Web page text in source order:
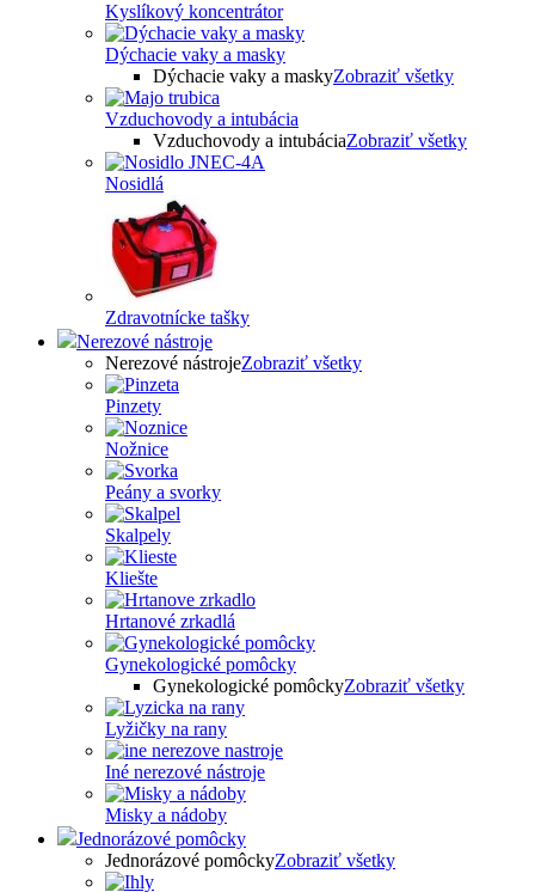
Kyslíkový koncentrátor
Dýchacie vaky a masky
Dýchacie vaky a maskyZobraziť všetky
Vzduchovody a intubácia
Vzduchovody a intubáciaZobraziť všetky
Nosidlá
Zdravotnícke tašky
Nerezové nástroje
Nerezové nástrojeZobraziť všetky
Pinzety
Nožnice
Peány a svorky
Skalpely
Kliešte
Hrtanové zrkadlá
Gynekologické pomôcky
Gynekologické pomôckyZobraziť všetky
Lyžičky na rany
Iné nerezové nástroje
Misky a nádoby
Jednorázové pomôcky
Jednorázové pomôckyZobraziť všetky